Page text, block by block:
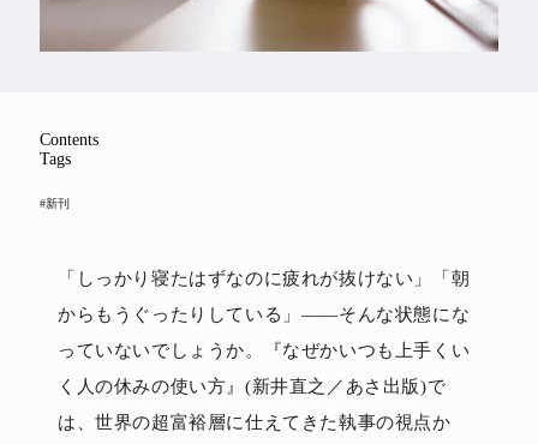
Contents
Tags
#新刊
「しっかり寝たはずなのに疲れが抜けない」「朝
からもうぐったりしている」――そんな状態にな
っていないでしょうか。『なぜかいつも上手くい
く人の休みの使い方』(新井直之／あさ出版)で
は、世界の超富裕層に仕えてきた執事の視点か